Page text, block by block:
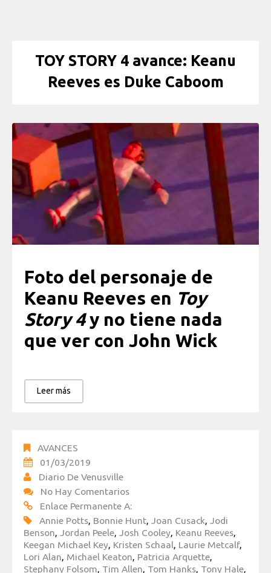
TOY STORY 4 avance: Keanu
Reeves es Duke Caboom
Foto del personaje de
Keanu Reeves en Toy
Story 4y no tiene nada
que ver con John Wick
Leer más
AVANCES
01/03/2019
Diario De Venusville
No Hay Comentarios
Enlace Permanente A:
Annie Potts, Bonnie Hunt, Joan Cusack, Jodi
Benson, Jordan Peele, Josh Cooley, Keanu Reeves,
Keegan Michael Key, Kristen Schaal, Laurie Metcalf,
Lori Alan, Michael Keaton, Patricia Arquette,
Stephany Folsom, Tim Allen, Tom Hanks, Tony Hale,